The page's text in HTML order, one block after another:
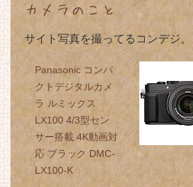
カメラのこと
サイト写真を撮ってるコンデジ。
Panasonic コンパ
クトデジタルカメ
ラ ルミックス
LX100 4/3型セン
サー搭載 4K動画対
応 ブラック DMC-
LX100-K